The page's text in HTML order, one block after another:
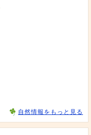
自然情報をもっと見る